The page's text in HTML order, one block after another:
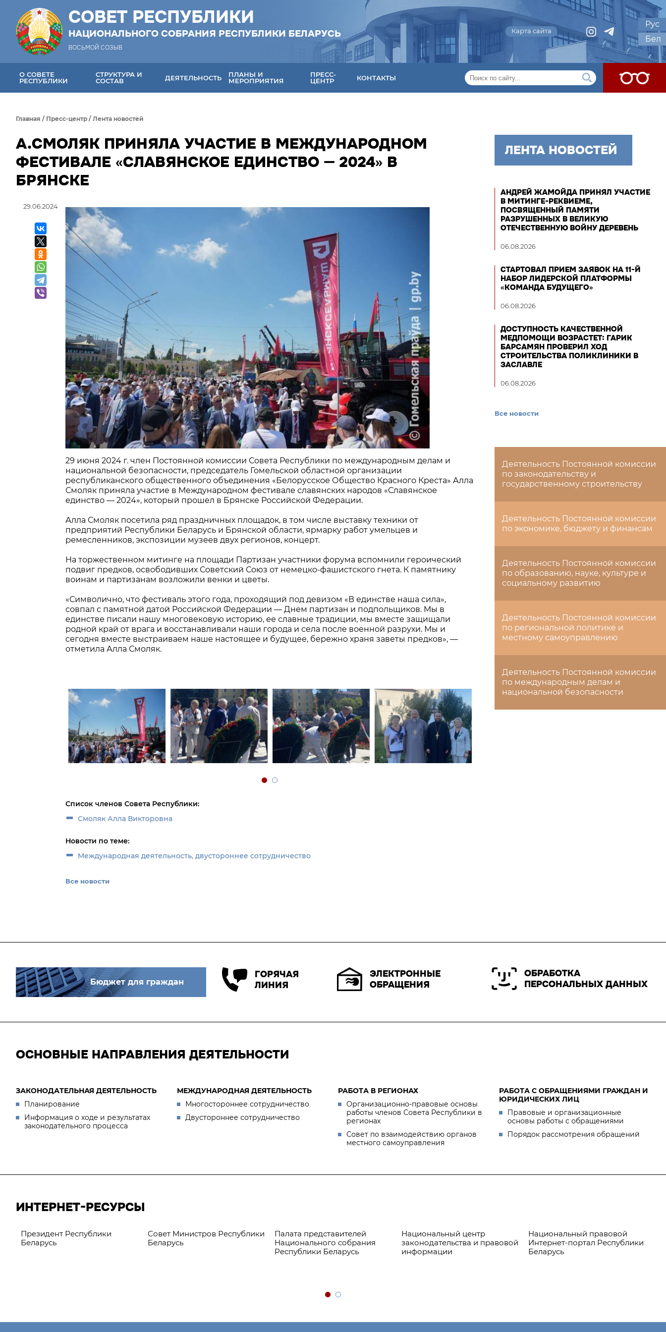
СОВЕТ РЕСПУБЛИКИ
НАЦИОНАЛЬНОГО СОБРАНИЯ РЕСПУБЛИКИ БЕЛАРУСЬ
ВОСЬМОЙ СОЗЫВ
Карта сайта
Рус
Бел
О СОВЕТЕ
РЕСПУБЛИКИ
СТРУКТУРА И
СОСТАВ
ДЕЯТЕЛЬНОСТЬ
ПЛАНЫ И
МЕРОПРИЯТИЯ
ПРЕСС-
ЦЕНТР
КОНТАКТЫ
Главная / Пресс-центр / Лента новостей
А.СМОЛЯК ПРИНЯЛА УЧАСТИЕ В МЕЖДУНАРОДНОМ
ФЕСТИВАЛЕ «СЛАВЯНСКОЕ ЕДИНСТВО — 2024» В
БРЯНСКЕ
29.06.2024
29 июня 2024 г. член Постоянной комиссии Совета Республики по международным делам и
национальной безопасности, председатель Гомельской областной организации
республиканского общественного объединения «Белорусское Общество Красного Креста» Алла
Смоляк приняла участие в Международном фестивале славянских народов «Славянское
единство — 2024», который прошел в Брянске Российской Федерации.
Алла Смоляк посетила ряд праздничных площадок, в том числе выставку техники от
предприятий Республики Беларусь и Брянской области, ярмарку работ умельцев и
ремесленников, экспозиции музеев двух регионов, концерт.
На торжественном митинге на площади Партизан участники форума вспомнили героический
подвиг предков, освободивших Советский Союз от немецко-фашистского гнета. К памятнику
воинам и партизанам возложили венки и цветы.
«Символично, что фестиваль этого года, проходящий под девизом «В единстве наша сила»,
совпал с памятной датой Российской Федерации — Днем партизан и подпольщиков. Мы в
единстве писали нашу многовековую историю, ее славные традиции, мы вместе защищали
родной край от врага и восстанавливали наши города и села после военной разрухи. Мы и
сегодня вместе выстраиваем наше настоящее и будущее, бережно храня заветы предков», —
отметила Алла Смоляк.
Список членов Совета Республики:
Смоляк Алла Викторовна
Новости по теме:
Международная деятельность, двустороннее сотрудничество
Все новости
ЛЕНТА НОВОСТЕЙ
АНДРЕЙ ЖАМОЙДА ПРИНЯЛ УЧАСТИЕ
В МИТИНГЕ-РЕКВИЕМЕ,
ПОСВЯЩЕННЫЙ ПАМЯТИ
РАЗРУШЕННЫХ В ВЕЛИКУЮ
ОТЕЧЕСТВЕННУЮ ВОЙНУ ДЕРЕВЕНЬ
06.08.2026
СТАРТОВАЛ ПРИЕМ ЗАЯВОК НА 11-Й
НАБОР ЛИДЕРСКОЙ ПЛАТФОРМЫ
«КОМАНДА БУДУЩЕГО»
06.08.2026
ДОСТУПНОСТЬ КАЧЕСТВЕННОЙ
МЕДПОМОЩИ ВОЗРАСТЕТ: ГАРИК
БАРСАМЯН ПРОВЕРИЛ ХОД
СТРОИТЕЛЬСТВА ПОЛИКЛИНИКИ В
ЗАСЛАВЛЕ
06.08.2026
Все новости
Деятельность Постоянной комиссии
по законодательству и
государственному строительству
Деятельность Постоянной комиссии
по экономике, бюджету и финансам
Деятельность Постоянной комиссии
по образованию, науке, культуре и
социальному развитию
Деятельность Постоянной комиссии
по региональной политике и
местному самоуправлению
Деятельность Постоянной комиссии
по международным делам и
национальной безопасности
Бюджет для граждан
ГОРЯЧАЯ
ЛИНИЯ
ЭЛЕКТРОННЫЕ
ОБРАЩЕНИЯ
ОБРАБОТКА
ПЕРСОНАЛЬНЫХ ДАННЫХ
ОСНОВНЫЕ НАПРАВЛЕНИЯ ДЕЯТЕЛЬНОСТИ
ЗАКОНОДАТЕЛЬНАЯ ДЕЯТЕЛЬНОСТЬ
Планирование
Информация о ходе и результатах
законодательного процесса
МЕЖДУНАРОДНАЯ ДЕЯТЕЛЬНОСТЬ
Многостороннее сотрудничество
Двустороннее сотрудничество
РАБОТА В РЕГИОНАХ
Организационно-правовые основы
работы членов Совета Республики в
регионах
Совет по взаимодействию органов
местного самоуправления
РАБОТА С ОБРАЩЕНИЯМИ ГРАЖДАН И
ЮРИДИЧЕСКИХ ЛИЦ
Правовые и организационные
основы работы с обращениями
Порядок рассмотрения обращений
ИНТЕРНЕТ-РЕСУРСЫ
Президент Республики
Беларусь
Совет Министров Республики
Беларусь
Палата представителей
Национального собрания
Республики Беларусь
Национальный центр
законодательства и правовой
информации
Национальный правовой
Интернет-портал Республики
Беларусь